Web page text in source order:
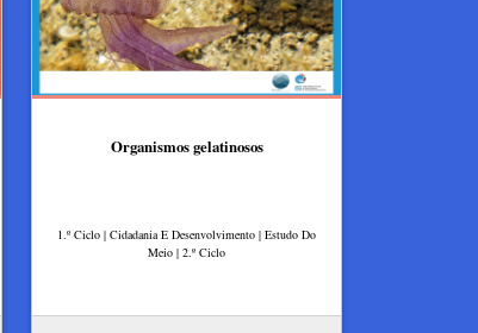
Organismos gelatinosos
1.º Ciclo | Cidadania E Desenvolvimento | Estudo Do
Meio | 2.º Ciclo